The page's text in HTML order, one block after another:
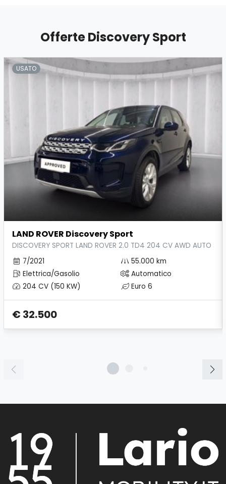
Offerte Discovery Sport
USATO
LAND ROVER Discovery Sport
DISCOVERY SPORT LAND ROVER 2.0 TD4 204 CV AWD AUTO SE
7/2021
55.000 km
Elettrica/Gasolio
Automatico
204 CV (150 KW)
Euro 6
€ 32.500